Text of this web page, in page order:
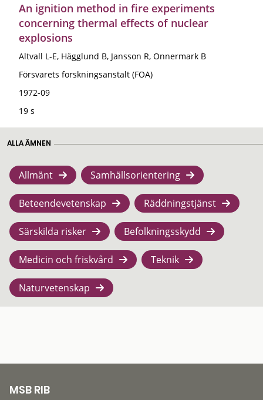
An ignition method in fire experiments
concerning thermal effects of nuclear
explosions
Altvall L-E, Hägglund B, Jansson R, Onnermark B
Försvarets forskningsanstalt (FOA)
1972-09
19 s
ALLA ÄMNEN
Allmänt Samhällsorientering
Beteendevetenskap Räddningstjänst
Särskilda risker Befolkningsskydd
Medicin och friskvård Teknik
Naturvetenskap
MSB RIB